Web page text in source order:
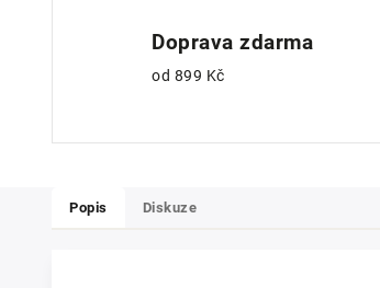
Doprava zdarma
od 899 Kč
Popis Diskuze